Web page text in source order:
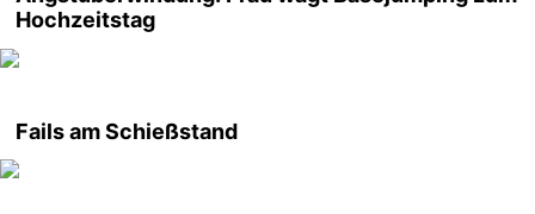
Hochzeitstag
Fails am Schießstand